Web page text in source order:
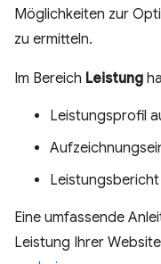
Möglichkeiten zur
zu ermitteln.
Im Bereich Leistung
Leistungsprofil
Eine umfassende
Leistung Ihrer